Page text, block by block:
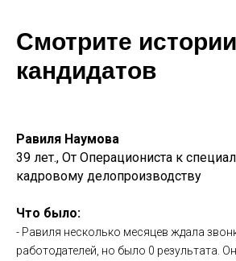
Смотрите
кандидатов
Равиля Наумова
39 лет., От Операциониста к
кадровому делопроизводству
Что было:
- Равиля несколько месяцев ждала
работодателей, но было 0 результата.